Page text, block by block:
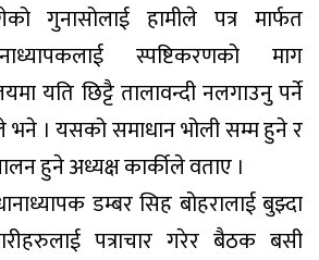
गुनासोलाई हामीले पत्र मार्फत
स्पष्टिकरणको माग
यति छिट्टै तालावन्दी नलगाउनु पर्ने
भने । यसको समाधान भोली सम्म हुने र
हुने अध्यक्ष कार्कीले वताए ।
डम्बर सिह बोहरालाई बुझ्दा
पत्राचार गरेर बैठक बसी